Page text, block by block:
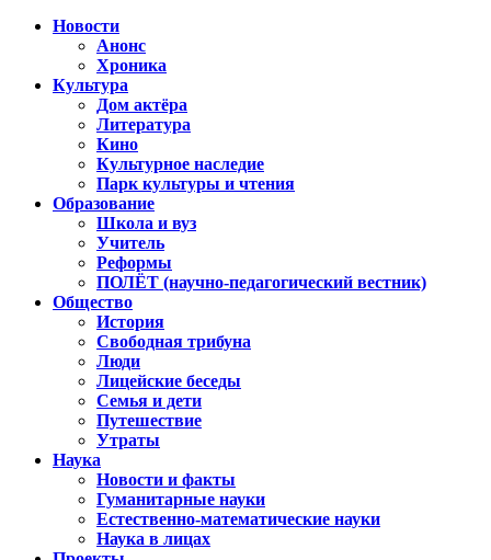
Новости
Анонс
Хроника
Культура
Дом актёра
Литература
Кино
Культурное наследие
Парк культуры и чтения
Образование
Школа и вуз
Учитель
Реформы
ПОЛЁТ (научно-педагогический вестник)
Общество
История
Свободная трибуна
Люди
Лицейские беседы
Семья и дети
Путешествие
Утраты
Наука
Новости и факты
Гуманитарные науки
Естественно-математические науки
Наука в лицах